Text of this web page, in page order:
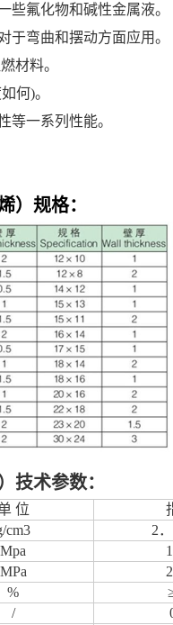
些氟化物和碱性金属液。
于弯曲和摆动方面应用。
材料。
何)。
等一系列性能。
）规格：
技术参数：
位
cm3
2
Mpa
MPa
%
/